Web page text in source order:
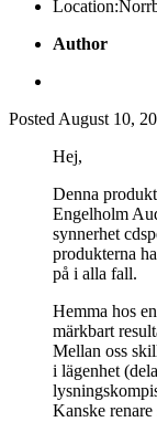
Location:
Author
Posted August 10,
Hej,
Denna
Engelholm
synnerhet
produkterna
på i alla fall.
Hemma hos
märkbart
Mellan oss
i lägenhet
Kanske